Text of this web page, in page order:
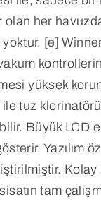
olan her
[e]
yüksek
tuz klorinatörü,
Büyük LCD
Yazılım
tam